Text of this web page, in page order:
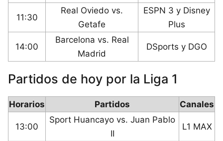
11:30
Real Oviedo vs.
Getafe
ESPN 3 y Disney
Plus
14:00
Barcelona vs. Real
Madrid
DSports y DGO
Partidos de hoy por la Liga 1
Horarios Partidos Canales
13:00
Sport Huancayo vs. Juan Pablo
II
L1 MAX